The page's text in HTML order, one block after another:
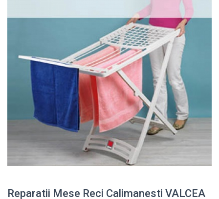
Reparatii Mese Reci Calimanesti VALCEA